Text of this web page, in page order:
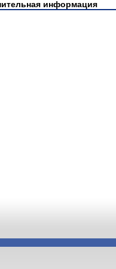
информация